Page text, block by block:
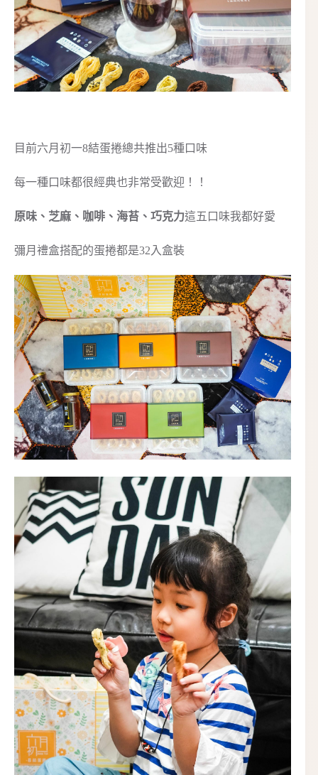
目前六月初一8結蛋捲總共推出5種口味
每一種口味都很經典也非常受歡迎！！
原味、芝麻、咖啡、海苔、巧克力這五口味我都好愛
彌月禮盒搭配的蛋捲都是32入盒裝